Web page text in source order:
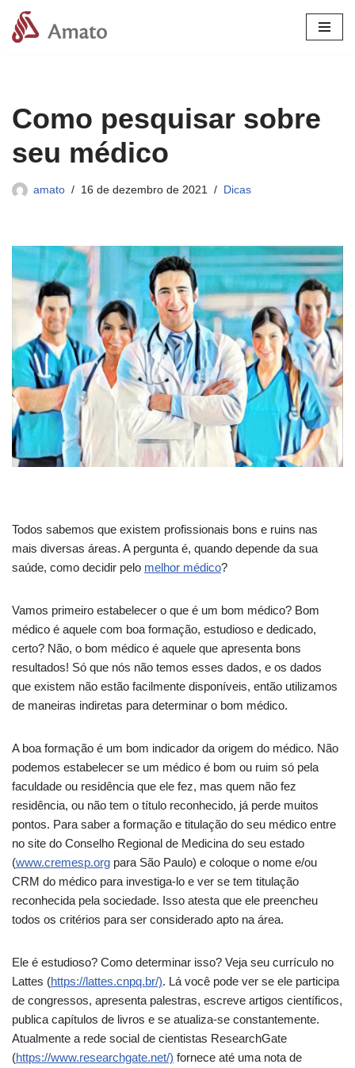
Pular
Como pesquisar sobre
seu médico
amato 16 de dezembro de 2021 Dicas
Todos sabemos que existem profissionais bons e ruins nas
mais diversas áreas. A pergunta é, quando depende da sua
saúde, como decidir pelo melhor médico?
Vamos primeiro estabelecer o que é um bom médico? Bom
médico é aquele com boa formação, estudioso e dedicado,
certo? Não, o bom médico é aquele que apresenta bons
resultados! Só que nós não temos esses dados, e os dados
que existem não estão facilmente disponíveis, então utilizamos
de maneiras indiretas para determinar o bom médico.
A boa formação é um bom indicador da origem do médico. Não
podemos estabelecer se um médico é bom ou ruim só pela
faculdade ou residência que ele fez, mas quem não fez
residência, ou não tem o título reconhecido, já perde muitos
pontos. Para saber a formação e titulação do seu médico entre
no site do Conselho Regional de Medicina do seu estado
(www.cremesp.org para São Paulo) e coloque o nome e/ou
CRM do médico para investiga-lo e ver se tem titulação
reconhecida pela sociedade. Isso atesta que ele preencheu
todos os critérios para ser considerado apto na área.
Ele é estudioso? Como determinar isso? Veja seu currículo no
Lattes (https://lattes.cnpq.br/). Lá você pode ver se ele participa
de congressos, apresenta palestras, escreve artigos científicos,
publica capítulos de livros e se atualiza-se constantemente.
Atualmente a rede social de cientistas ResearchGate
(https://www.researchgate.net/) fornece até uma nota de